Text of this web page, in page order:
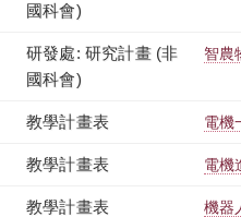
國科會)
研發處: 研究計畫 (非
國科會)
智農
教學計畫表 電機
教學計畫表 電機
教學計畫表 機器